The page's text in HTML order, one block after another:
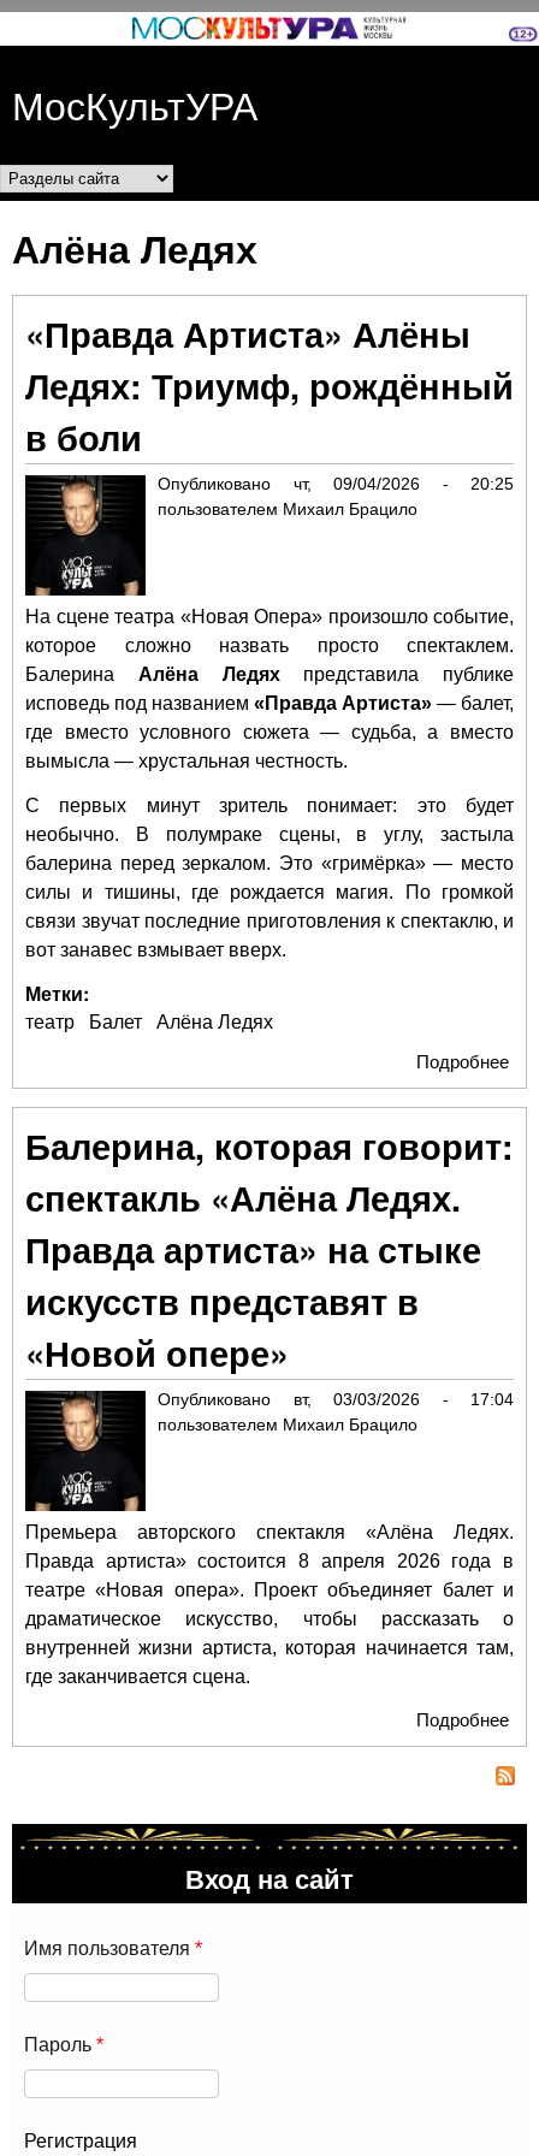
Перейти к основному
МосКультУРА
Разделы сайта
Алёна Ледях
«Правда Артиста» Алёны
Ледях: Триумф, рождённый
в боли
Опубликовано чт, 09/04/2026 - 20:25
пользователем Михаил Брацило
На сцене театра «Новая Опера» произошло событие,
которое сложно назвать просто спектаклем.
Балерина Алёна Ледяхпредставила публике
исповедь под названием «Правда Артиста» — балет,
где вместо условного сюжета — судьба, а вместо
вымысла — хрустальная честность.
С первых минут зритель понимает: это будет
необычно. В полумраке сцены, в углу, застыла
балерина перед зеркалом. Это «гримёрка» — место
силы и тишины, где рождается магия. По громкой
связи звучат последние приготовления к спектаклю, и
вот занавес взмывает вверх.
Метки:
театр Балет
Алёна Ледях
Подробнее
Балерина, которая говорит:
спектакль «Алёна Ледях.
Правда артиста» на стыке
искусств представят в
«Новой опере»
Опубликовано вт, 03/03/2026 - 17:04
пользователем Михаил Брацило
Премьера авторского спектакля «Алёна Ледях.
Правда артиста» состоится 8 апреля 2026 года в
театре «Новая опера». Проект объединяет балет и
драматическое искусство, чтобы рассказать о
внутренней жизни артиста, которая начинается там,
где заканчивается сцена.
Подробнее
Вход на сайт
Имя пользователя *
Пароль *
Регистрация